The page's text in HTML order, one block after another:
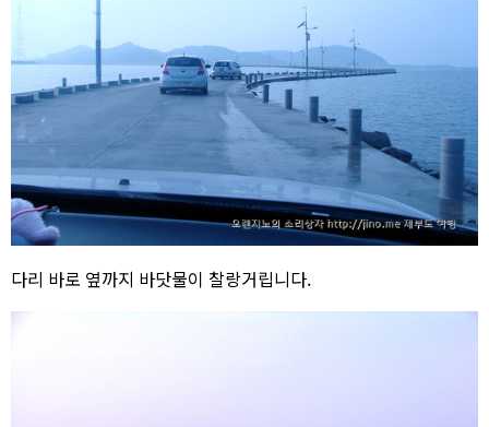
다리 바로 옆까지 바닷물이 찰랑거립니다.